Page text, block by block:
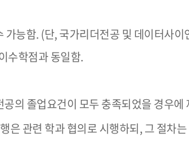
능함. (단, 국가리더전공 및 데이터사
수학점과 동일함.
의 졸업요건이 모두 충족되었을 경우
은 관련 학과 협의로 시행하되, 그 절차